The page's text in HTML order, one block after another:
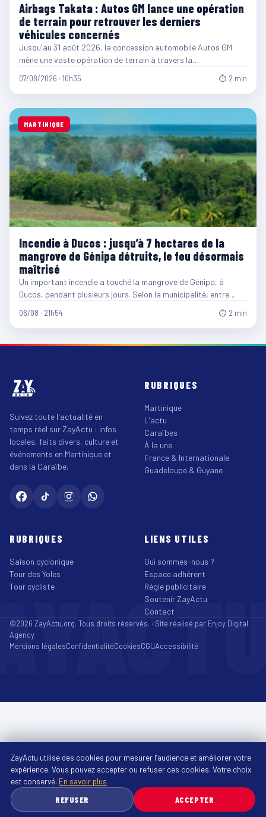
Airbags Takata : Autos GM lance une opération
de terrain pour retrouver les derniers
véhicules concernés
Jusqu'au 31 août 2026, la concession automobile Autos GM
mène une vaste opération de terrain à travers la…
07/08/2026 · 10h35 ⏱ 2 min
MARTINIQUE
Incendie à Ducos : jusqu’à 7 hectares de la
mangrove de Génipa détruits, le feu désormais
maîtrisé
Un important incendie a touché la mangrove de Génipa, à
Ducos, pendant plusieurs jours. Selon la municipalité, entre…
06/08 · 21h54 ⏱ 2 min
Suivez toute l'actualité en
temps réel sur ZayActu : infos
locales, faits divers, culture et
événements en Martinique et
dans la Caraïbe.
RUBRIQUES
Martinique
L'actu
Caraïbes
À la une
France & Internationale
Guadeloupe & Guyane
RUBRIQUES
Saison cyclonique
Tour des Yoles
Tour cycliste
LIENS UTILES
Qui sommes-nous ?
Espace adhérent
Régie publicitaire
Soutenir ZayActu
Contact
©2026 ZayActu.org. Tous droits réservés. · Site réalisé par Enjoy Digital
Agency
Mentions légalesConfidentialitéCookiesCGUAccessibilité
ZayActu utilise des cookies pour mesurer l’audience et améliorer votre
expérience. Vous pouvez accepter ou refuser ces cookies. Votre choix
est conservé. En savoir plus
REFUSER
ACCEPTER